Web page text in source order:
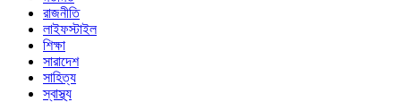
রাজনীতি
লাইফস্টাইল
শিক্ষা
সারাদেশ
সাহিত্য
স্বাস্থ্য